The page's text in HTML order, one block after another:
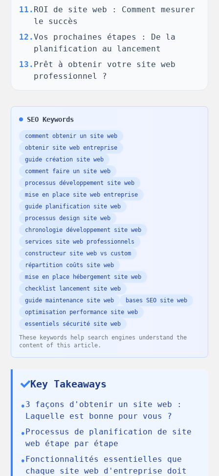
11 . ROI de site web : Comment mesurer
le succès
12 .Vos prochaines étapes : De la
planification au lancement
13 . Prêt à obtenir votre site web
professionnel ?
SEO Keywords
comment obtenir un site web
obtenir site web entreprise
guide création site web
comment faire un site web
processus développement site web
mise en place site web entreprise
guide planification site web
processus design site web
chronologie développement site web
services site web professionnels
constructeur site web vs custom
répartition coûts site web
mise en place hébergement site web
checklist lancement site web
guide maintenance site web
bases SEO site web
optimisation performance site web
essentiels sécurité site web
These keywords help search engines understand the
content of this article.
Key Takeaways
•3 façons d'obtenir un site web :
Laquelle est bonne pour vous ?
•Processus de planification de site
web étape par étape
•Fonctionnalités essentielles que
chaque site web d'entreprise doit